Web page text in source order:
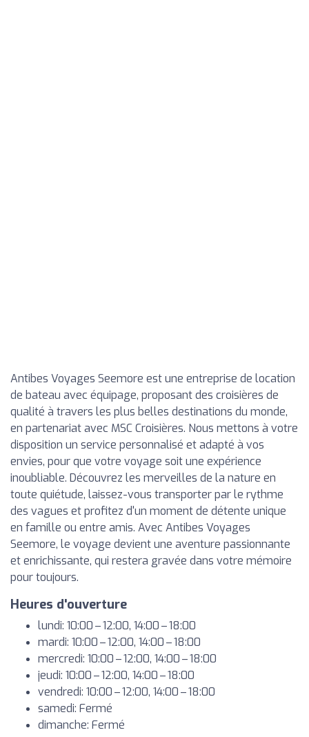
Antibes Voyages Seemore est une entreprise de location
de bateau avec équipage, proposant des croisières de
qualité à travers les plus belles destinations du monde,
en partenariat avec MSC Croisières. Nous mettons à votre
disposition un service personnalisé et adapté à vos
envies, pour que votre voyage soit une expérience
inoubliable. Découvrez les merveilles de la nature en
toute quiétude, laissez-vous transporter par le rythme
des vagues et profitez d'un moment de détente unique
en famille ou entre amis. Avec Antibes Voyages
Seemore, le voyage devient une aventure passionnante
et enrichissante, qui restera gravée dans votre mémoire
pour toujours.
Heures d'ouverture
lundi: 10:00 – 12:00, 14:00 – 18:00
mardi: 10:00 – 12:00, 14:00 – 18:00
mercredi: 10:00 – 12:00, 14:00 – 18:00
jeudi: 10:00 – 12:00, 14:00 – 18:00
vendredi: 10:00 – 12:00, 14:00 – 18:00
samedi: Fermé
dimanche: Fermé